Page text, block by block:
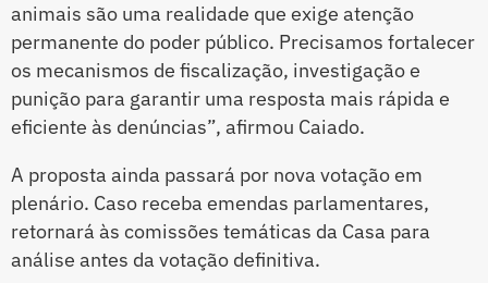
animais são uma realidade que exige atenção
permanente do poder público. Precisamos fortalecer
os mecanismos de fiscalização, investigação e
punição para garantir uma resposta mais rápida e
eficiente às denúncias”, afirmou Caiado.
A proposta ainda passará por nova votação em
plenário. Caso receba emendas parlamentares,
retornará às comissões temáticas da Casa para
análise antes da votação definitiva.